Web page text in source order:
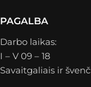
PAGALBA
Darbo laikas:
I – V 09 – 18
Savaitgaliais ir